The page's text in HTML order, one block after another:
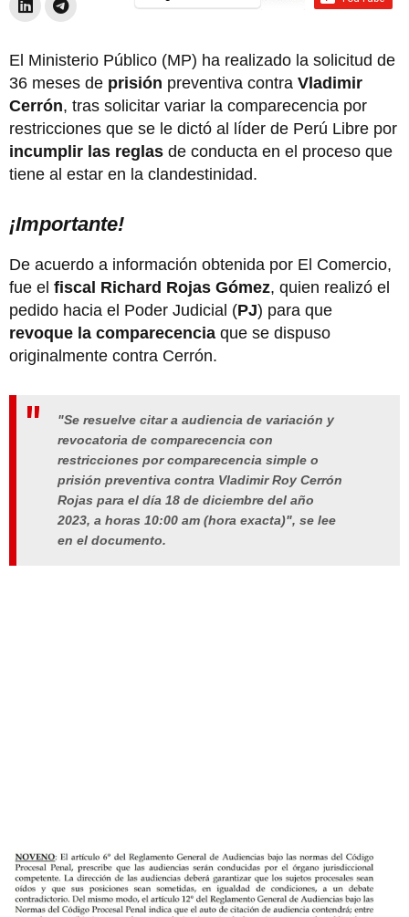
El Ministerio Público (MP) ha realizado la solicitud de
36 meses de prisión preventiva contra Vladimir
Cerrón, tras solicitar variar la comparecencia por
restricciones que se le dictó al líder de Perú Libre por
incumplir las reglas de conducta en el proceso que
tiene al estar en la clandestinidad.
¡Importante!
De acuerdo a información obtenida por El Comercio,
fue el fiscal Richard Rojas Gómez, quien realizó el
pedido hacia el Poder Judicial (PJ) para que
revoque la comparecencia que se dispuso
originalmente contra Cerrón.
"Se resuelve citar a audiencia de variación y
revocatoria de comparecencia con
restricciones por comparecencia simple o
prisión preventiva contra Vladimir Roy Cerrón
Rojas para el día 18 de diciembre del año
2023, a horas 10:00 am (hora exacta)", se lee
en el documento.